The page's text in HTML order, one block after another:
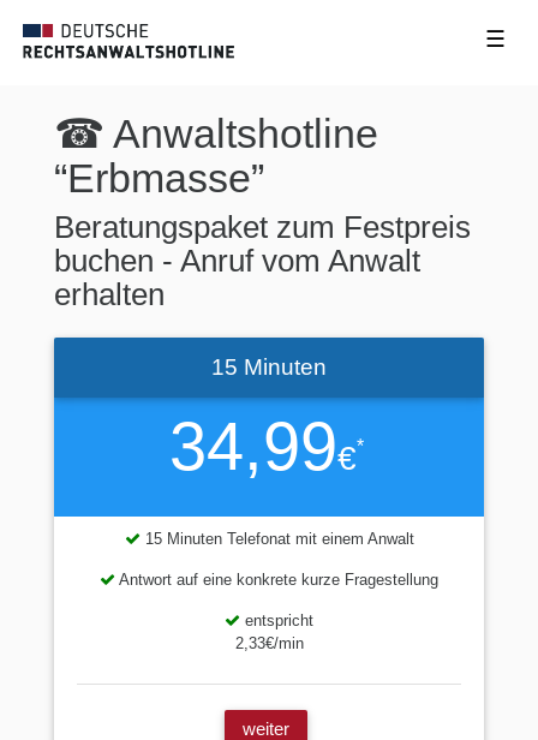
☰
☎ Anwaltshotline
“Erbmasse”
Beratungspaket zum Festpreis
buchen - Anruf vom Anwalt
erhalten
34,99€*
15 Minuten
15 Minuten Telefonat mit einem Anwalt
Antwort auf eine konkrete kurze Fragestellung
entspricht
2,33€/min
weiter